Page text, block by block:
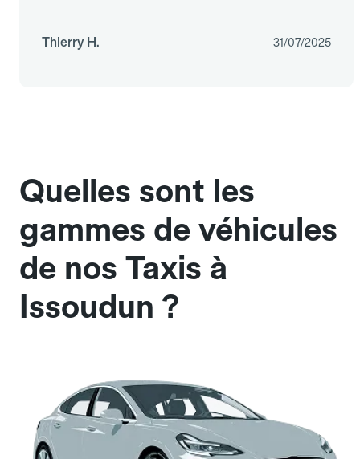
Thierry H. 31/07/2025
Quelles sont les
gammes de véhicules
de nos Taxis à
Issoudun ?